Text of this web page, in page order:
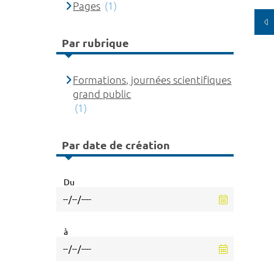
Pages (1)
Par rubrique
Formations, journées scientifiques
grand public
(1)
Par date de création
Du
à